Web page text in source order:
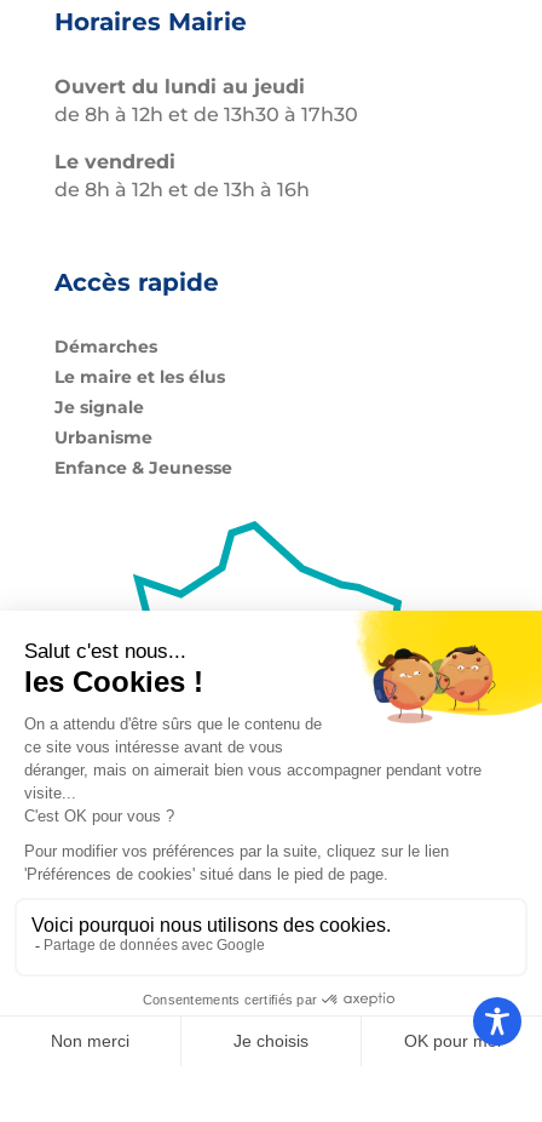
Horaires Mairie
Ouvert du lundi au jeudi
de 8h à 12h et de 13h30 à 17h30
Le vendredi
de 8h à 12h et de 13h à 16h
Accès rapide
Démarches
Le maire et les élus
Je signale
Urbanisme
Enfance & Jeunesse